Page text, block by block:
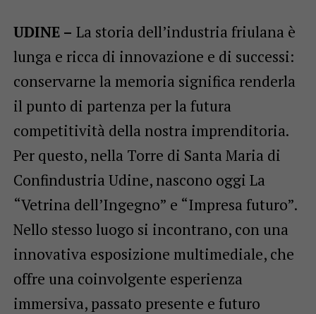
UDINE – La storia dell’industria friulana è
lunga e ricca di innovazione e di successi:
conservarne la memoria significa renderla
il punto di partenza per la futura
competitività della nostra imprenditoria.
Per questo, nella Torre di Santa Maria di
Confindustria Udine, nascono oggi La
“Vetrina dell’Ingegno” e “Impresa futuro”.
Nello stesso luogo si incontrano, con una
innovativa esposizione multimediale, che
offre una coinvolgente esperienza
immersiva, passato presente e futuro